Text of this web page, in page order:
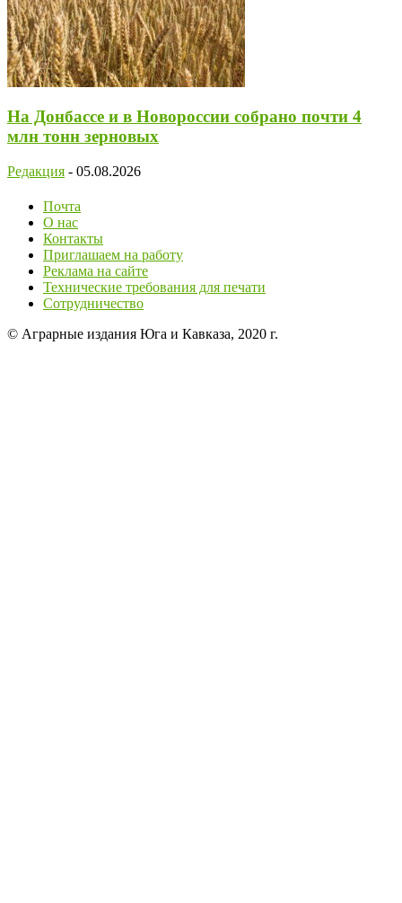
На Донбассе и в Новороссии собрано почти 4
млн тонн зерновых
Редакция - 05.08.2026
Почта
О нас
Контакты
Приглашаем на работу
Реклама на сайте
Технические требования для печати
Сотрудничество
© Аграрные издания Юга и Кавказа, 2020 г.